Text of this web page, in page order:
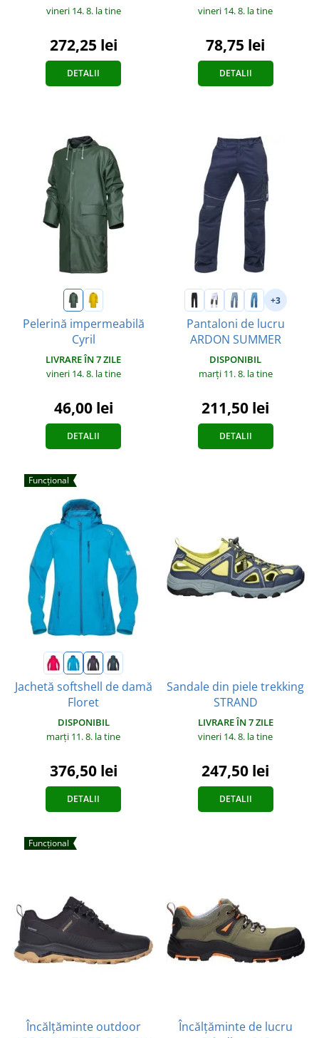
vineri 14. 8. la tine
272,25 lei
DETALII
vineri 14. 8. la tine
78,75 lei
DETALII
Pelerină impermeabilă
Cyril
LIVRARE ÎN 7 ZILE
vineri 14. 8. la tine
46,00 lei
DETALII
+3
Pantaloni de lucru
ARDON SUMMER
DISPONIBIL
marți 11. 8. la tine
211,50 lei
DETALII
Funcțional
Jachetă softshell de damă
Floret
DISPONIBIL
marți 11. 8. la tine
376,50 lei
DETALII
Sandale din piele trekking
STRAND
LIVRARE ÎN 7 ZILE
vineri 14. 8. la tine
247,50 lei
DETALII
Funcțional
Încălțăminte outdoor
Încălțăminte de lucru